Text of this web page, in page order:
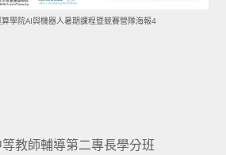
學院AI與機器人暑期課程暨競賽營隊海報4
等教師輔導第二專長學分班